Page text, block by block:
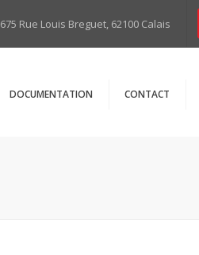
675 Rue Louis Breguet, 62100 Calais
DOCUMENTATION CONTACT